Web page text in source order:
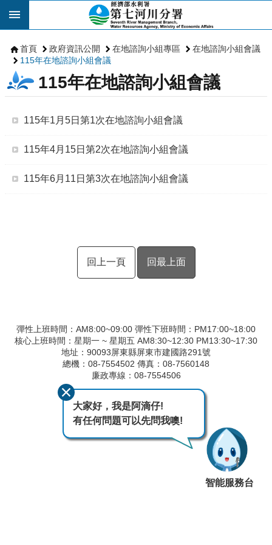
跳到主要內容區塊
首頁 政府資訊公開 在地諮詢小組專區
在地諮詢小組會議
115年在地諮詢小組會議
115年在地諮詢小組會議
115年1月5日第1次在地諮詢小組會議
115年4月15日第2次在地諮詢小組會議
115年6月11日第3次在地諮詢小組會議
回上一頁 回最上面
彈性上班時間：AM8:00~09:00 彈性下班時間：PM17:00~18:00
核心上班時間：星期一 ~ 星期五 AM8:30~12:30 PM13:30~17:30
地址：90093屏東縣屏東市建國路291號
總機：08-7554502 傳真：08-7560148
廉政專線：08-7554506
瀏覽人次50
大家好，我是阿滴仔!
有任何問題可以先問我噢!
智能服務台